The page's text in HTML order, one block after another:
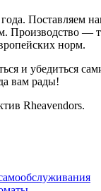
Поставляем
Производство —
норм.
и убедиться
вам рады!
Rheavendors.